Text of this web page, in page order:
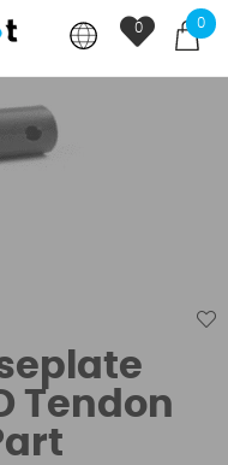
0
0
Tendon